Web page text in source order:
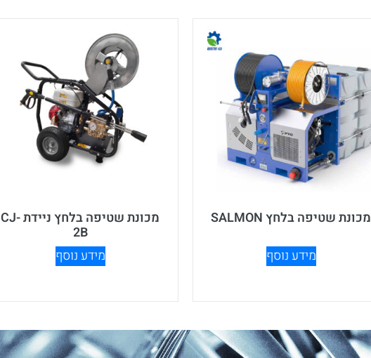
מכונת שטיפה בלחץ SALMON
מידע נוסף
מכונת שטיפה בלחץ ניידת CJ-
2B
מידע נוסף